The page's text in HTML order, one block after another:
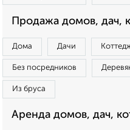
Продажа домов, дач,
Дома Дачи
Без посредников
Из бруса
Аренда домов, дач,